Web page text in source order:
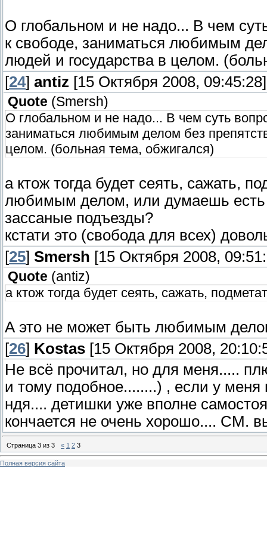
О глобальном и не надо... В чем
к свободе, заниматься любимым
людей и государства в целом.
[24] antiz [15 Октября 2008, 09:45:28]
Quote (Smersh)
О глобальном и не надо... В чем суть
заниматься любимым делом без
целом. (больная тема, обжигался)
а ктож тогда будет сеять, сажать,
любимым делом, или думаешь есть
зассаные подъезды?
кстати это (свобода для всех)
[25] Smersh [15 Октября 2008,
Quote (antiz)
а ктож тогда будет сеять, сажать,
А это не может быть любимым
[26] Kostas [15 Октября 2008,
Не всё прочитал, но для меня.....
и тому подобное........) , если у меня
ндя.... детишки уже вполне
кончается не очень хорошо.... СМ.
Страница 3 из 3 « 1 2 3
Полная версия сайта